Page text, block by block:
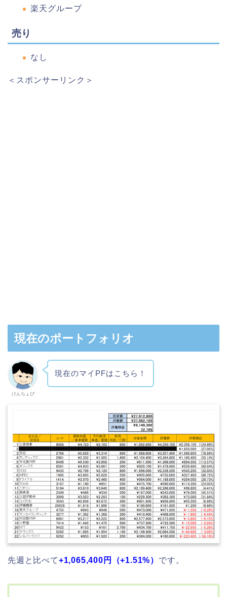
楽天グループ
売り
なし
＜スポンサーリンク＞
現在のポートフォリオ
けんちょぴ
現在のマイPFはこちら！
先週と比べて+1,065,400 円（+1.51%） です。